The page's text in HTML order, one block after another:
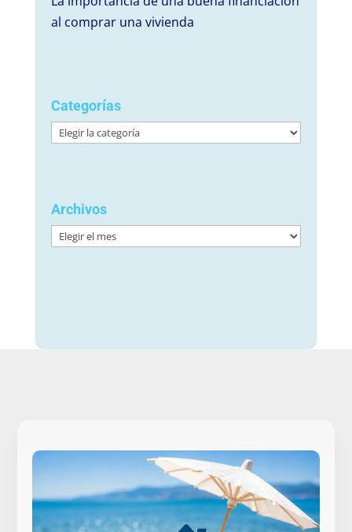
al comprar una vivienda
Categorías
Categorías
Archivos
Archivos